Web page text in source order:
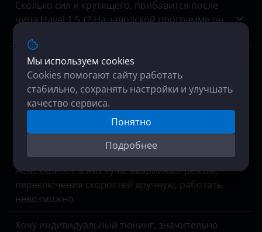
Мы используем cookies
Cookies помогают сайту работать
стабильно, сохранять настройки и улучшать
качество сервиса.
Понятно
Подробнее
Сколько сил и крутящего, прибавится после
чипа Haval 1.5 т? На заводской программе он
Хочу полностью отключить егр на кайрон
дизель, модель 2006 гв 2.0 141 лс. акпп, есть
возможность? Цена? Обратный процесс
включения клапана, если что, возможен?
Нам отказали в отключении мочевины на
Mersedes Arocs, мотивируя это отсутствием
оборудования для прошивки блоков MCM и
ACM, ошибок в них куча, аварийный режим,
переключения скоростей вручную, работать
невозможно.
Хочу индивидуальный тюнинг, значительно